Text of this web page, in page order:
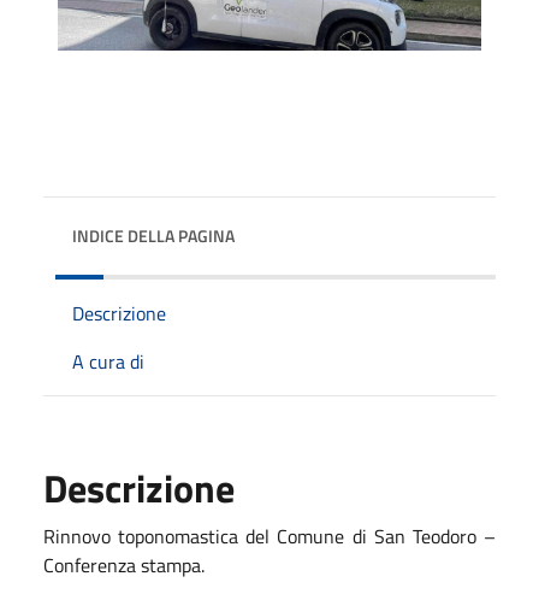
INDICE DELLA PAGINA
Descrizione
A cura di
Descrizione
Rinnovo toponomastica del Comune di San Teodoro –
Conferenza stampa.